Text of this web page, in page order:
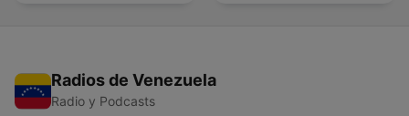
Radios de Venezuela
Radio y Podcasts